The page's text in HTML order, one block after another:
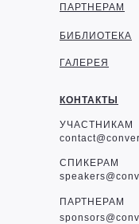
КОНТАКТЫ
ПАРТНЕРАМ
БИБЛИОТЕКА
УЧАСТНИКАМ
СПИКЕРАМ
ПАРТНЕРАМ
sponsor
ГАЛЕРЕЯ